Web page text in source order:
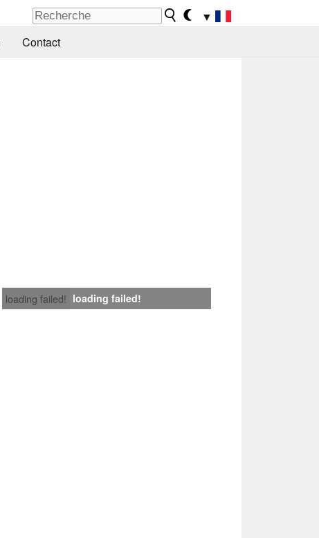
▼
Contact
loading failed! loading failed!